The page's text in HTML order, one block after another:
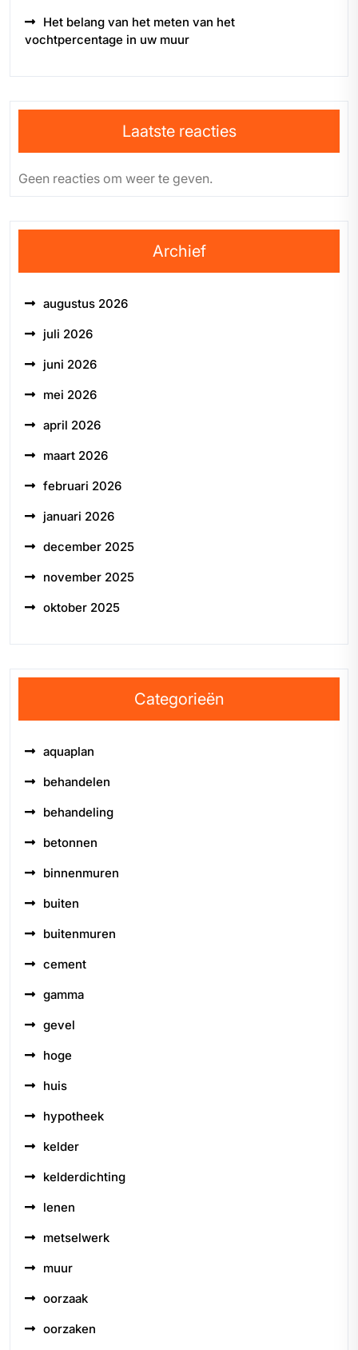
Het belang van het meten van het
vochtpercentage in uw muur
Laatste reacties
Geen reacties om weer te geven.
Archief
augustus 2026
juli 2026
juni 2026
mei 2026
april 2026
maart 2026
februari 2026
januari 2026
december 2025
november 2025
oktober 2025
Categorieën
aquaplan
behandelen
behandeling
betonnen
binnenmuren
buiten
buitenmuren
cement
gamma
gevel
hoge
huis
hypotheek
kelder
kelderdichting
lenen
metselwerk
muur
oorzaak
oorzaken